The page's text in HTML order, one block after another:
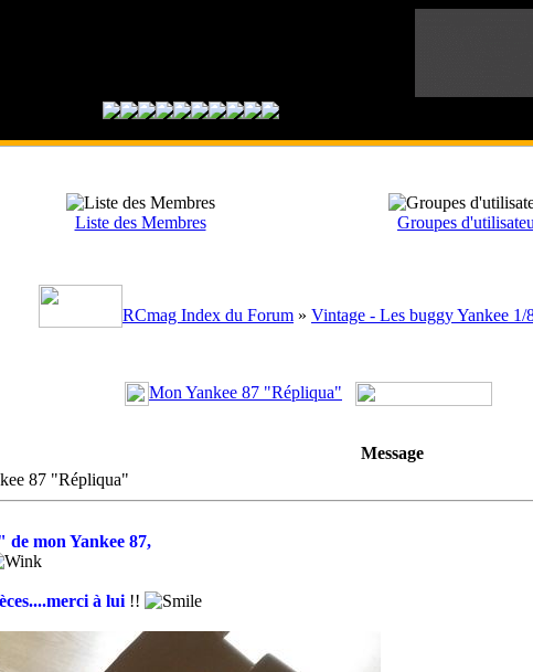
Liste des Membres Groupes
RCmag Index du Forum » Vintage - Les buggy Yankee 1/
Mon Yankee 87 "Répliqua"
Message
87 "Répliqua"
mon Yankee 87,
à lui !!